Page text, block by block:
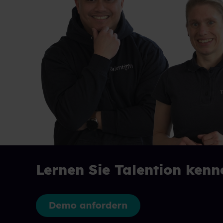
Lernen Sie Talention